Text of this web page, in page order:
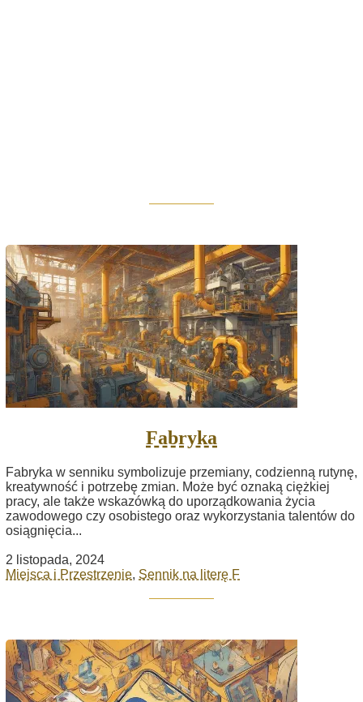
Fabryka
Fabryka w senniku symbolizuje przemiany, codzienną rutynę,
kreatywność i potrzebę zmian. Może być oznaką ciężkiej
pracy, ale także wskazówką do uporządkowania życia
zawodowego czy osobistego oraz wykorzystania talentów do
osiągnięcia...
2 listopada, 2024
Miejsca i Przestrzenie, Sennik na literę F